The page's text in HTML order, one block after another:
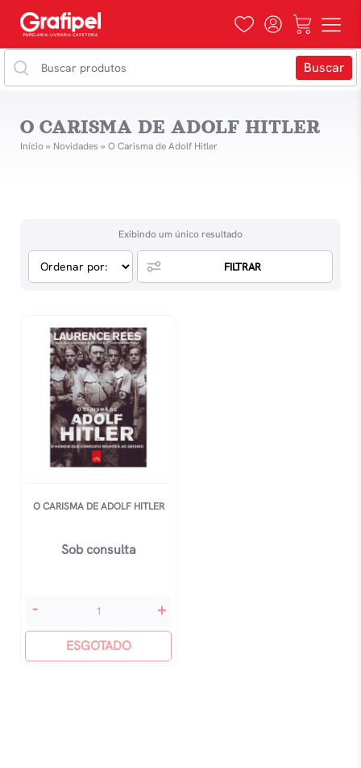
O CARISMA DE ADOLF HITLER
Início» Novidades » O Carisma de Adolf Hitler
Exibindo um único resultado
FILTRAR
O CARISMA DE ADOLF HITLER
Sob consulta
O
Adolf
- +
ESGOTADO